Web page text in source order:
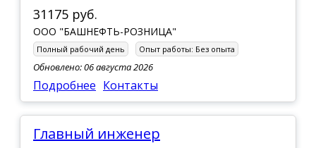
31175 руб.
ООО "БАШНЕФТЬ-РОЗНИЦА"
Полный рабочий день Опыт работы: Без опыта
Обновлено: 06 августа 2026
Подробнее Контакты
Главный инженер